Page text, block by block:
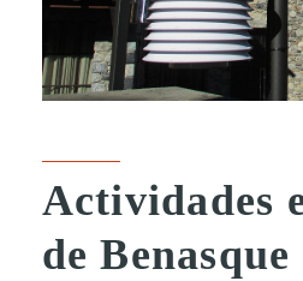
Actividades
de Benasque